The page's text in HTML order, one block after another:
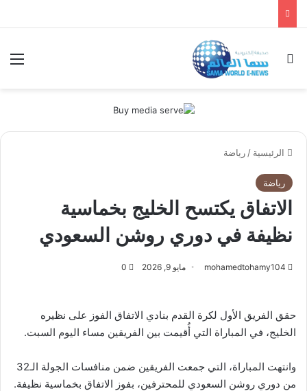
بحث عن
الرئيسية / رياضة
رياضة
الاتفاق يكتسح الخليج بخماسية
نظيفة في دوري روشن السعودي
mohamedtohamy104 مايو 9, 2026 0
حقق الفريق الأول لكرة القدم بنادي الاتفاق الفوز على نظيره
الخليج، في المباراة التي أُقيمت بين الفريقين مساء اليوم السبت.
وانتهت المباراة، التي جمعت الفريقين ضمن منافسات الجولة الـ32
من دوري روشن السعودي للمحترفين، بفوز الاتفاق بخماسية نظيفة.